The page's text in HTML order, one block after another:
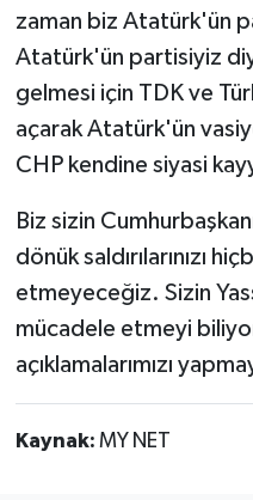
zaman biz Atatürk'ün
Atatürk'ün partisiyiz
gelmesi için TDK ve
açarak Atatürk'ün
CHP kendine siyasi
Biz sizin
dönük saldırılarınızı
etmeyeceğiz. Sizin
mücadele etmeyi
açıklamalarımızı
Kaynak: MY NET